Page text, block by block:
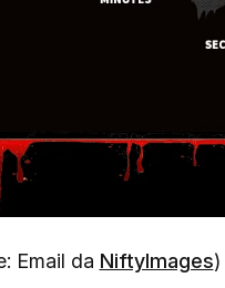
Email da NiftyImages)